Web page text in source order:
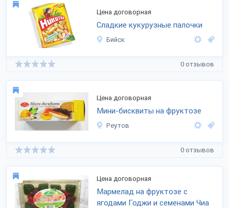
Цена договорная
Сладкие кукурузные палочки
Бийск
0 отзывов
Цена договорная
Мини-бисквиты на фруктозе
Реутов
0 отзывов
Цена договорная
Мармелад на фруктозе с
ягодами Годжи и семенами Чиа